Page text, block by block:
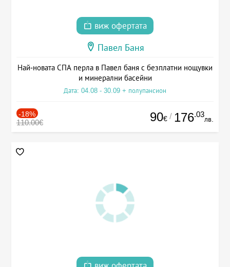
виж офертата
Павел Баня
Най-новата СПА перла в Павел баня с безплатни нощувки
и минерални басейни
Дата: 04.08 - 30.09 + полупансион
-18%
110.00€ 90€ / 176.03
лв.